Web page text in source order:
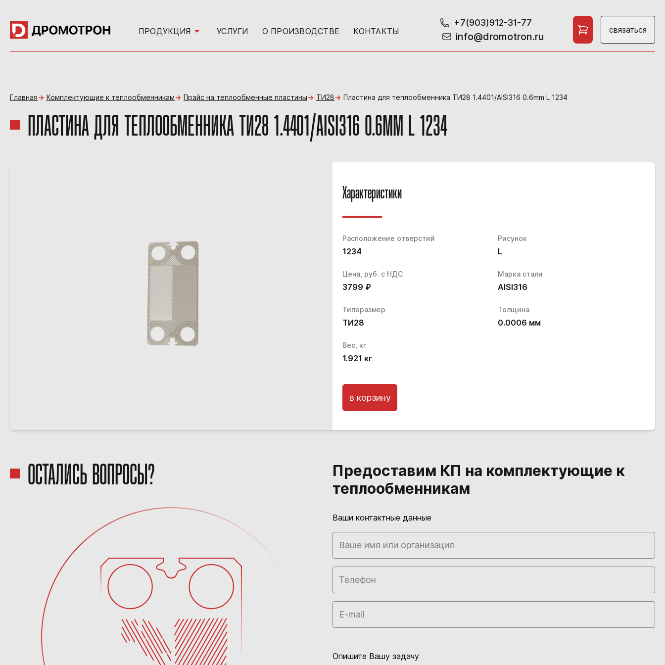
ПРОДУКЦИЯ УСЛУГИ О ПРОИЗВОДСТВЕ КОНТАКТЫ
+7(903)912-31-77
info@dromotron.ru
связаться
Главная Комплектующие к теплообменникам Прайс на теплообменные пластины ТИ28 Пластина для теплообменника ТИ28 1.4401/AISI316 0.6mm L 1234
ПЛАСТИНА ДЛЯ ТЕПЛООБМЕННИКА ТИ28 1.4401/AISI316 0.6MM L 1234
Характеристики
Расположение отверстий
1234
Рисунок
L
Цена, руб. с НДС
3799 ₽
Марка стали
AISI316
Типоразмер
ТИ28
Толщина
0.0006 мм
Вес, кг
1.921 кг
в корзину
ОСТАЛИСЬ ВОПРОСЫ?
Предоставим КП на комплектующие к
теплообменникам
Ваши контактные данные
Опишите Вашу задачу